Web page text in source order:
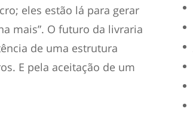
eles estão lá para gerar
mais”. O futuro da livraria
de uma estrutura
E pela aceitação de um